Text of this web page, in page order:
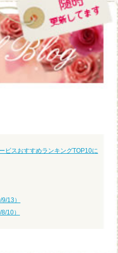
ビスおすすめランキングTOP10に
13）
10）